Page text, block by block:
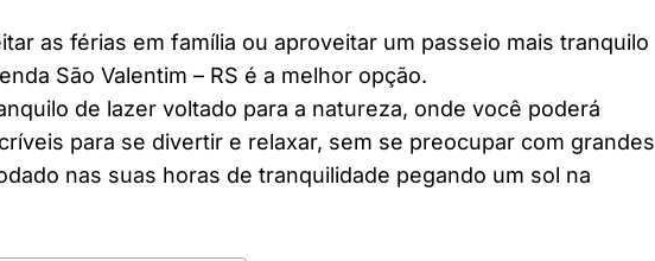
as férias em família ou aproveitar um passeio mais tranquilo
São Valentim – RS é a melhor opção.
de lazer voltado para a natureza, onde você poderá
para se divertir e relaxar, sem se preocupar com grandes
nas suas horas de tranquilidade pegando um sol na